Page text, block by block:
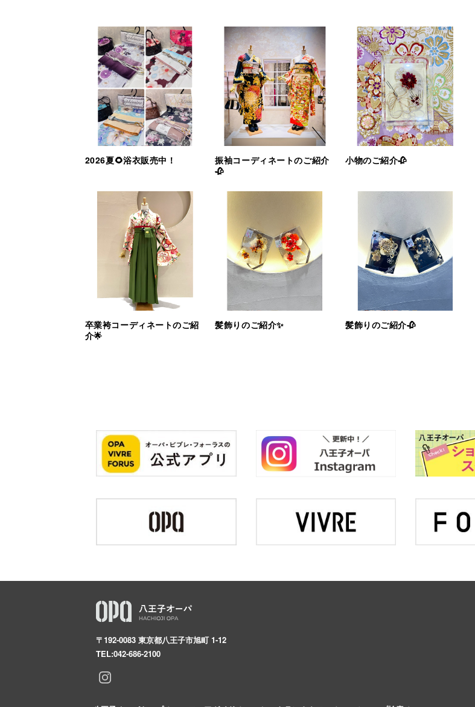
2026夏🌻浴衣販売中！
振袖コーディネートのご紹介
🥀
小物のご紹介🥀
卒業袴コーディネートのご紹
介🌟
髪飾りのご紹介✨ 髪飾りのご紹介🥀
〒192-0083 東京都八王子市旭町 1-12
TEL:042-686-2100